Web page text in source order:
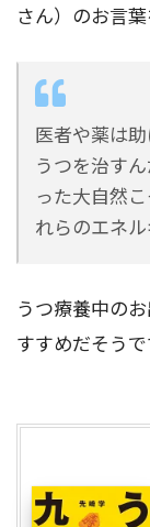
さん）のお言葉
医者や薬は
うつを治す
った大自然
れらのエネ
うつ療養中の
すすめだそうで